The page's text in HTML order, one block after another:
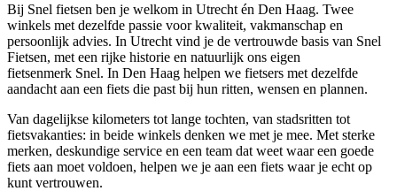
Bij Snel fietsen ben je welkom in Utrecht én Den Haag. Twee
winkels met dezelfde passie voor kwaliteit, vakmanschap en
persoonlijk advies. In Utrecht vind je de vertrouwde basis van Snel
Fietsen, met een rijke historie en natuurlijk ons eigen
fietsenmerk Snel. In Den Haag helpen we fietsers met dezelfde
aandacht aan een fiets die past bij hun ritten, wensen en plannen.
Van dagelijkse kilometers tot lange tochten, van stadsritten tot
fietsvakanties: in beide winkels denken we met je mee. Met sterke
merken, deskundige service en een team dat weet waar een goede
fiets aan moet voldoen, helpen we je aan een fiets waar je echt op
kunt vertrouwen.